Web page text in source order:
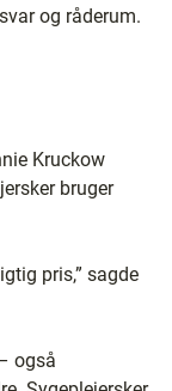
og råderum.
Kruckow
bruger
pris,” sagde
også